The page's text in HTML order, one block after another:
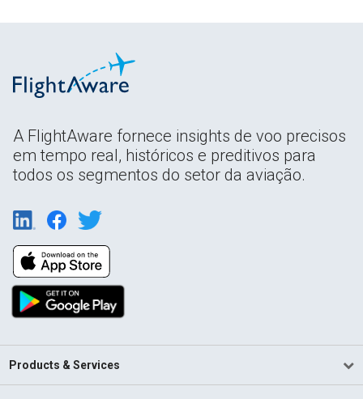
A FlightAware fornece insights de voo precisos
em tempo real, históricos e preditivos para
todos os segmentos do setor da aviação.
Products & Services